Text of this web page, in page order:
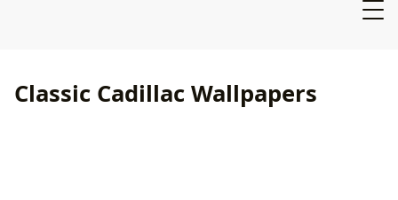
Classic Cadillac Wallpapers